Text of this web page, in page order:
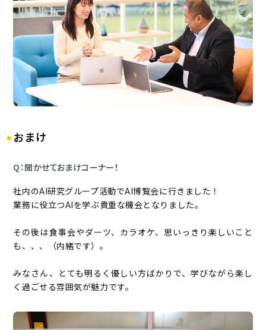
おまけ
Q：聞かせておまけコーナー！
社内のAI研究グループ活動でAI博覧会に行きました！
業務に役立つAIを学ぶ貴重な機会となりました。
その後は食事会やダーツ、カラオケ、思いっきり楽しいこと
も、、、（内緒です）。
みなさん、とても明るく優しい方ばかりで、学びながら楽し
く過ごせる雰囲気が魅力です。